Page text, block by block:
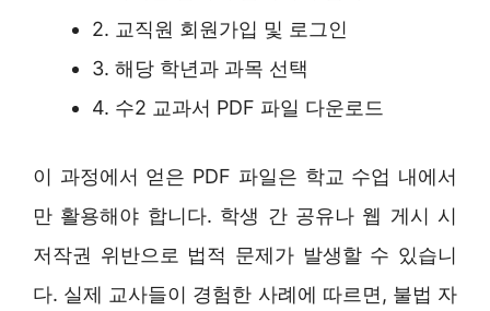
2. 교직원 회원가입 및 로그인
3. 해당 학년과 과목 선택
4. 수2 교과서 PDF 파일 다운로드
이 과정에서 얻은 PDF 파일은 학교 수업 내에서
만 활용해야 합니다. 학생 간 공유나 웹 게시 시
저작권 위반으로 법적 문제가 발생할 수 있습니
다. 실제 교사들이 경험한 사례에 따르면, 불법 자